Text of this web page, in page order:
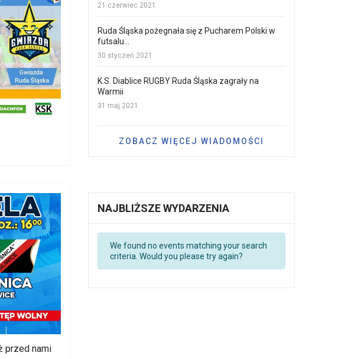
przed nami
21 czerwiec 2021
Ruda Śląska pożegnała się z Pucharem Polski w
futsalu...
30 styczeń 2021
K.S. Diablice RUGBY Ruda Śląska zagrały na
Warmii
31 maj 2021
ZOBACZ WIĘCEJ WIADOMOŚCI
NAJBLIŻSZE WYDARZENIA
We found no events matching your search
criteria. Would you please try again?